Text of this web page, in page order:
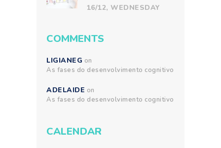
16/12, WEDNESDAY
COMMENTS
LIGIANEG on
As fases do desenvolvimento cognitivo
ADELAIDE on
As fases do desenvolvimento cognitivo
CALENDAR